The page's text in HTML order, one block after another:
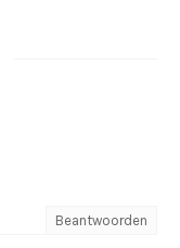
Beantwoorden